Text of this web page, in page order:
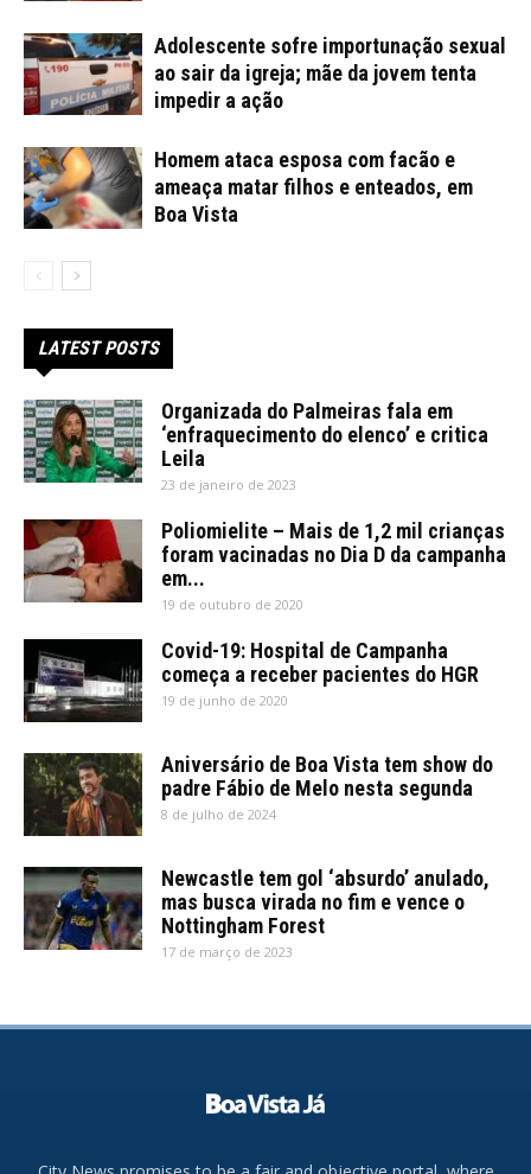
Adolescente sofre importunação sexual
ao sair da igreja; mãe da jovem tenta
impedir a ação
Homem ataca esposa com facão e
ameaça matar filhos e enteados, em
Boa Vista
LATEST POSTS
Organizada do Palmeiras fala em
‘enfraquecimento do elenco’ e critica
Leila
23 de janeiro de 2023
Poliomielite – Mais de 1,2 mil crianças
foram vacinadas no Dia D da campanha
em...
19 de outubro de 2020
Covid-19: Hospital de Campanha
começa a receber pacientes do HGR
19 de junho de 2020
Aniversário de Boa Vista tem show do
padre Fábio de Melo nesta segunda
8 de julho de 2024
Newcastle tem gol ‘absurdo’ anulado,
mas busca virada no fim e vence o
Nottingham Forest
17 de março de 2023